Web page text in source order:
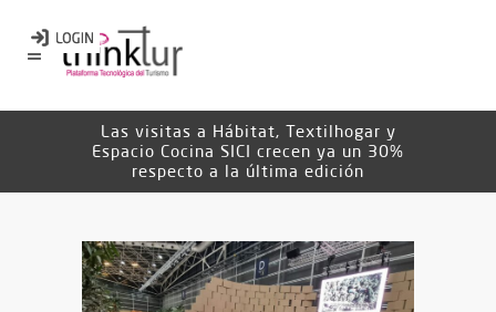
Las visitas a Hábitat, Textilhogar y
Espacio Cocina SICI crecen ya un 30%
respecto a la última edición